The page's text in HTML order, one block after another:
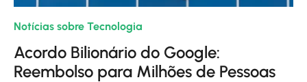
Notícias sobre Tecnologia
Acordo Bilionário do Google:
Reembolso para Milhões de Pessoas